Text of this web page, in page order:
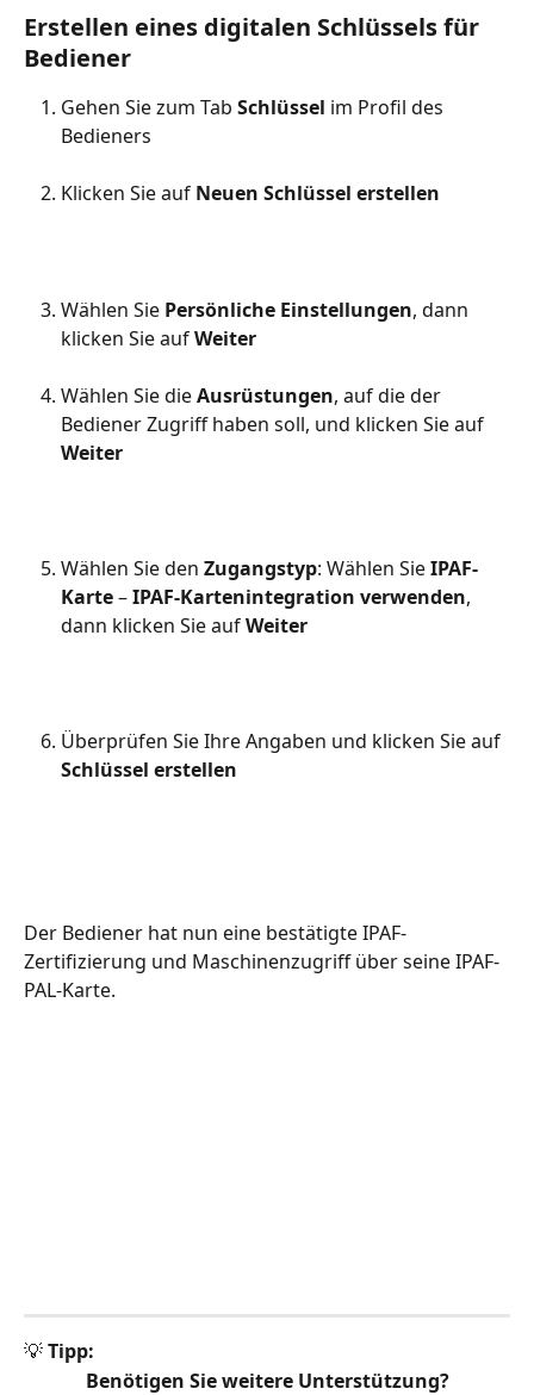
Erstellen eines digitalen Schlüssels für
Bediener
Gehen Sie zum Tab Schlüssel im Profil des
Bedieners
Klicken Sie auf Neuen Schlüssel erstellen
Wählen Sie Persönliche Einstellungen, dann
klicken Sie auf Weiter
Wählen Sie die Ausrüstungen, auf die der
Bediener Zugriff haben soll, und klicken Sie auf
Weiter
Wählen Sie den Zugangstyp: Wählen Sie IPAF-
Karte – IPAF-Kartenintegration verwenden,
dann klicken Sie auf Weiter
Überprüfen Sie Ihre Angaben und klicken Sie auf
Schlüssel erstellen
Der Bediener hat nun eine bestätigte IPAF-
Zertifizierung und Maschinenzugriff über seine IPAF-
PAL-Karte.
💡 Tipp:
Benötigen Sie weitere Unterstützung?